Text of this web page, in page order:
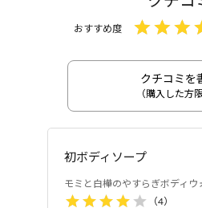
油、イタリアイトスギ葉/実/茎
油、ヒノキ油、ヒバ油、ラベ
リ種子油、サッカロミセス/チ
発酵液、PEG-40水添ヒマシ油
ミン酸リシンNa、加水分解グ
チルPCA、メタリン酸Na、ク
エチルヘキシルグリセリン、
ポンプを外してボトルとポン
い、水気を切ってよく乾かし
数回押し、ポンプ内に残った
同じ製品の詰め替えをボトル
ルにセットし、ポンプを数回
※ 他の製品と混ぜないよう注意して
く乾燥させてから詰め替えてくださ
は2～3回まででお願いいたします。
どんな使い方がおす
香りを存分に楽しん
あえてリキッドタイ
す。泡立てネットをお使い
洗い上がりは乾燥し
肌のうるおいを守り
モミと白樺のやすらぎ
シャンプー
シ
シ
おすすめ度
クチコミを
（購入した方
初ボディソープ
モミと白樺のやすらぎボディウ
（4）